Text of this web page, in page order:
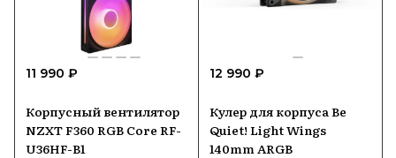
11 990 ₽
Корпусный вентилятор
NZXT F360 RGB Core RF-
U36HF-B1
12 990 ₽
Кулер для корпуса Be
Quiet! Light Wings
140mm ARGB